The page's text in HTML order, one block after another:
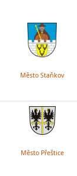
Město Staňkov
Město Přeštice